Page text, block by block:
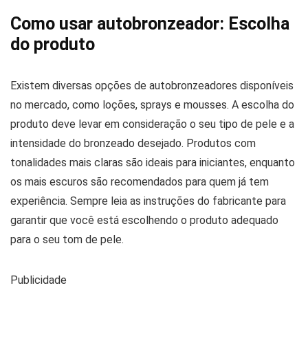
Como usar autobronzeador: Escolha
do produto
Existem diversas opções de autobronzeadores disponíveis
no mercado, como loções, sprays e mousses. A escolha do
produto deve levar em consideração o seu tipo de pele e a
intensidade do bronzeado desejado. Produtos com
tonalidades mais claras são ideais para iniciantes, enquanto
os mais escuros são recomendados para quem já tem
experiência. Sempre leia as instruções do fabricante para
garantir que você está escolhendo o produto adequado
para o seu tom de pele.
Publicidade